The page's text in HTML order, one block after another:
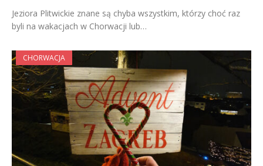
Jeziora Plitwickie znane są chyba wszystkim, którzy choć raz
byli na wakacjach w Chorwacji lub…
CHORWACJA